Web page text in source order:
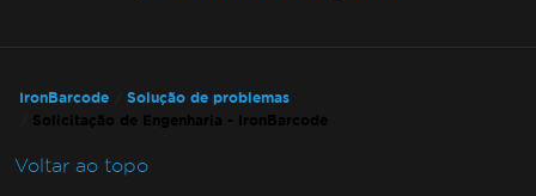
IronBarcode
Solução de problemas
Solicitação de Engenharia - IronBarcode
Voltar ao topo